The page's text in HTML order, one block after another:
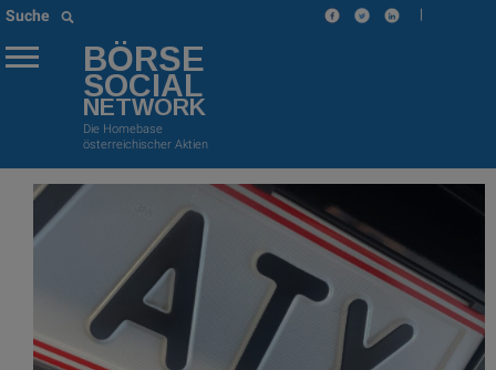
Suche |
BÖRSE
SOCIAL
NETWORK
Die Homebase
österreichischer Aktien